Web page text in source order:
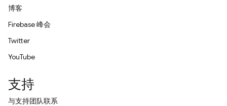
博客
Firebase 峰会
Twitter
YouTube
支持
与支持团队联系